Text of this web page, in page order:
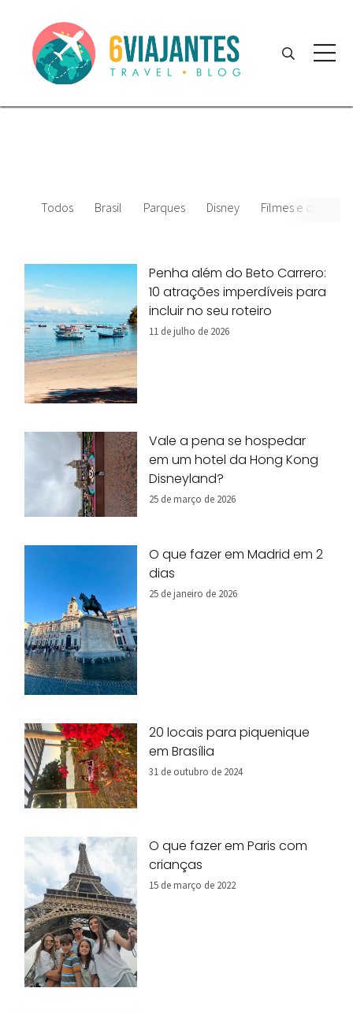
Todos Brasil Parques Disney Filmes e
Penha além do Beto Carrero:
10 atrações imperdíveis para
incluir no seu roteiro
11 de julho de 2026
Vale a pena se hospedar
em um hotel da Hong Kong
Disneyland?
25 de março de 2026
O que fazer em Madrid em 2
dias
25 de janeiro de 2026
20 locais para piquenique
em Brasília
31 de outubro de 2024
O que fazer em Paris com
crianças
15 de março de 2022